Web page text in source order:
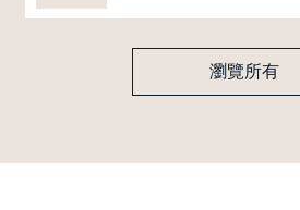
瀏覽所有